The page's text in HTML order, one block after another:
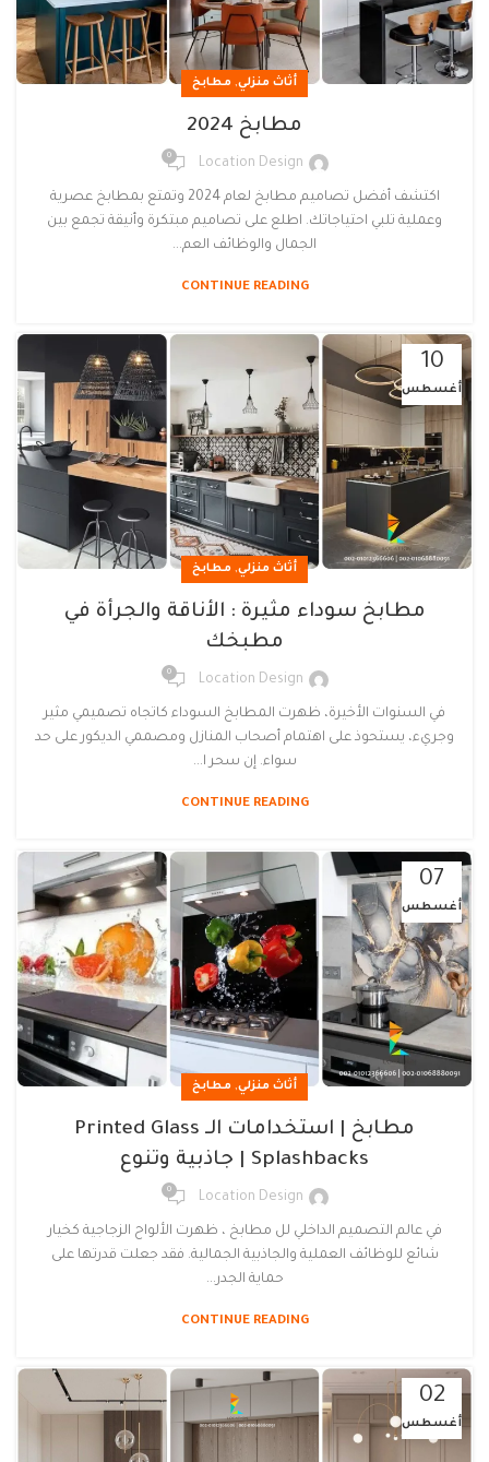
أثاث منزلي, مطابخ
مطابخ 2024
Location Design
0
اكتشف أفضل تصاميم مطابخ لعام 2024 وتمتع بمطابخ عصرية
وعملية تلبي احتياجاتك. اطلع على تصاميم مبتكرة وأنيقة تجمع بين
الجمال والوظائف العم...
CONTINUE READING
10
أغسطس
أثاث منزلي, مطابخ
مطابخ سوداء مثيرة : الأناقة والجرأة في
مطبخك
Location Design
0
في السنوات الأخيرة، ظهرت المطابخ السوداء كاتجاه تصميمي مثير
وجريء، يستحوذ على اهتمام أصحاب المنازل ومصممي الديكور على حد
سواء. إن سحر ا...
CONTINUE READING
07
أغسطس
أثاث منزلي, مطابخ
مطابخ | استخدامات الـ Printed Glass
Splashbacks | جاذبية وتنوع
Location Design
0
في عالم التصميم الداخلي لل مطابخ ، ظهرت الألواح الزجاجية كخيار
شائع للوظائف العملية والجاذبية الجمالية. فقد جعلت قدرتها على
حماية الجدر...
CONTINUE READING
02
أغسطس